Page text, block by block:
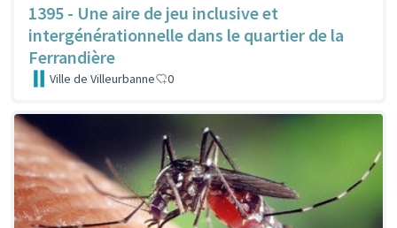
1395 - Une aire de jeu inclusive et
intergénérationnelle dans le quartier de la
Ferrandière
Ville de Villeurbanne 0